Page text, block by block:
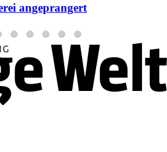
angeprangert